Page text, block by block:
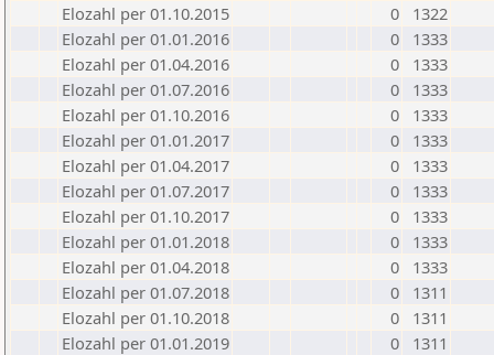
Elozahl per 01.10.2015
0
1322
Elozahl per 01.01.2016
0
1333
Elozahl per 01.04.2016
0
1333
Elozahl per 01.07.2016
0
1333
Elozahl per 01.10.2016
0
1333
Elozahl per 01.01.2017
0
1333
Elozahl per 01.04.2017
0
1333
Elozahl per 01.07.2017
0
1333
Elozahl per 01.10.2017
0
1333
Elozahl per 01.01.2018
0
1333
Elozahl per 01.04.2018
0
1333
Elozahl per 01.07.2018
0
1311
Elozahl per 01.10.2018
0
1311
Elozahl per 01.01.2019
0
1311